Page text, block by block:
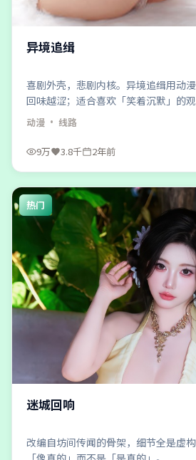
异境追缉
喜剧外壳，悲剧内核。异境追缉用动
回味越涩；适合喜欢「笑着沉默」的观
动漫 · 线路
9万 3.8千 2年前
热门
迷城回响
改编自坊间传闻的骨架，细节全是虚